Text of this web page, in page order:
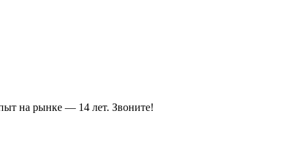
на рынке — 14 лет. Звоните!